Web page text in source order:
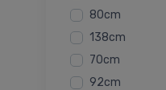
80cm
138cm
70cm
92cm